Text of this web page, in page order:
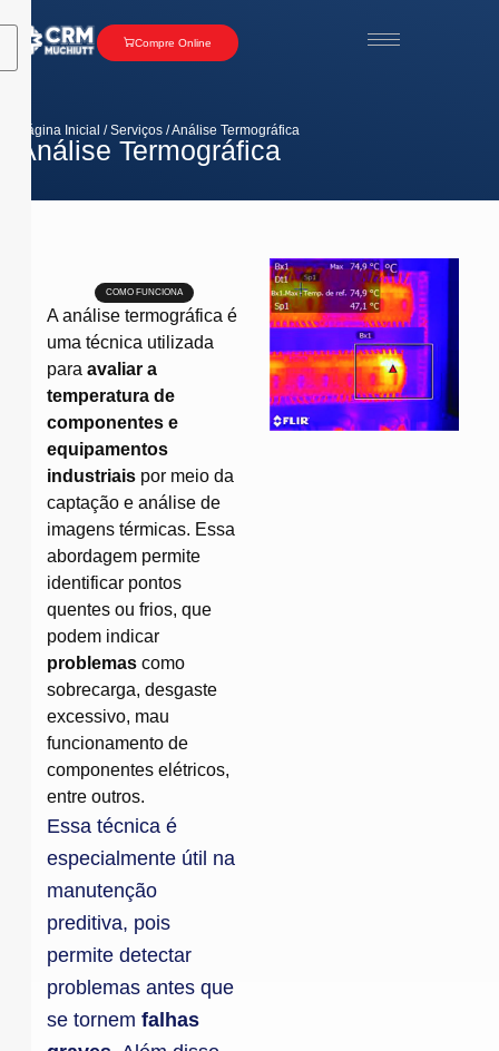
Compre Online
Página Inicial / Serviços / Análise Termográfica​
Análise Termográfica
COMO FUNCIONA
A análise termográfica é
uma técnica utilizada
para avaliar a
temperatura de
componentes e
equipamentos
industriais por meio da
captação e análise de
imagens térmicas. Essa
abordagem permite
identificar pontos
quentes ou frios, que
podem indicar
problemas como
sobrecarga, desgaste
excessivo, mau
funcionamento de
componentes elétricos,
entre outros.
Essa técnica é
especialmente útil na
manutenção
preditiva, pois
permite detectar
problemas antes que
se tornem falhas